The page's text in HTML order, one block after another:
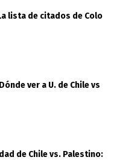
lista de citados de Colo
ver a U. de Chile vs
de Chile vs. Palestino: